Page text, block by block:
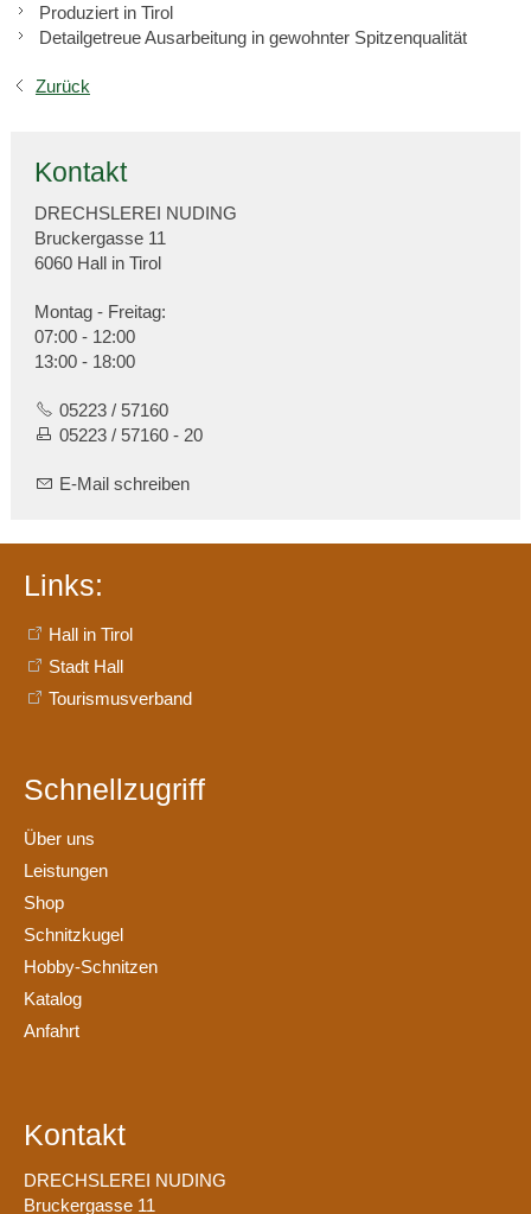
Produziert in Tirol
Detailgetreue Ausarbeitung in gewohnter Spitzenqualität
Zurück
Kontakt
DRECHSLEREI NUDING
Bruckergasse 11
6060 Hall in Tirol
Montag - Freitag:
07:00 - 12:00
13:00 - 18:00
05223 / 57160
05223 / 57160 - 20
E-Mail schreiben
Links:
Hall in Tirol
Stadt Hall
Tourismusverband
Schnellzugriff
Über uns
Leistungen
Shop
Schnitzkugel
Hobby-Schnitzen
Katalog
Anfahrt
Kontakt
DRECHSLEREI NUDING
Bruckergasse 11